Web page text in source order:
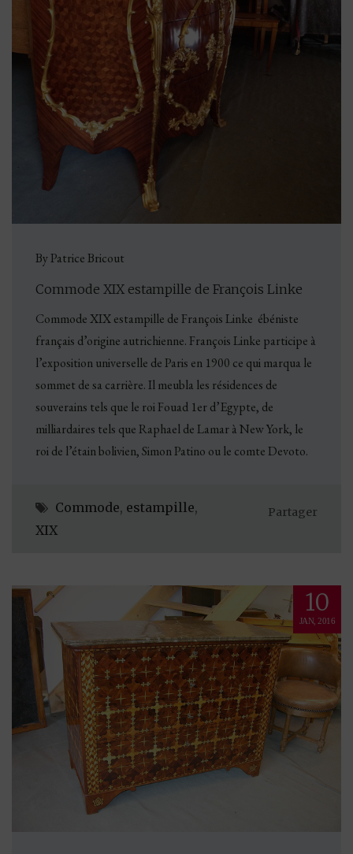
By Patrice Bricout
Commode XIX estampille de François Linke
Commode XIX estampille de François Linke ébéniste
français d’origine autrichienne. François Linke participe à
l’exposition universelle de Paris en 1900 ce qui marqua le
sommet de sa carrière. Il meubla les résidences de
souverains tels que le roi Fouad 1er d’Egypte, de
milliardaires tels que Raphael de Lamar à New York, le
roi de l’étain bolivien, Simon Patino ou le comte Devoto.
Commode, estampille,
XIX
Partager
10
JAN, 2016